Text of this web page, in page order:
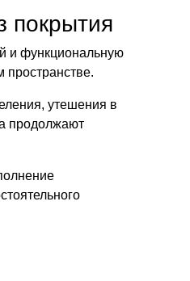
покрытия
и функциональную
пространстве.
утешения в
продолжают